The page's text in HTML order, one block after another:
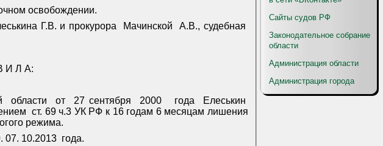
освобождении.
Г.В. и прокурора Мачинской
А.В., судебная
И Л А:
области от 27 сентября 2000 года
Елеськин
ст. 69 ч.3 УК РФ к 16 годам 6 месяцам лишения
режима.
07. 10.2013 года.
Сайты судов РФ
Законодательное собрание
области
Администрация области
Администрация города